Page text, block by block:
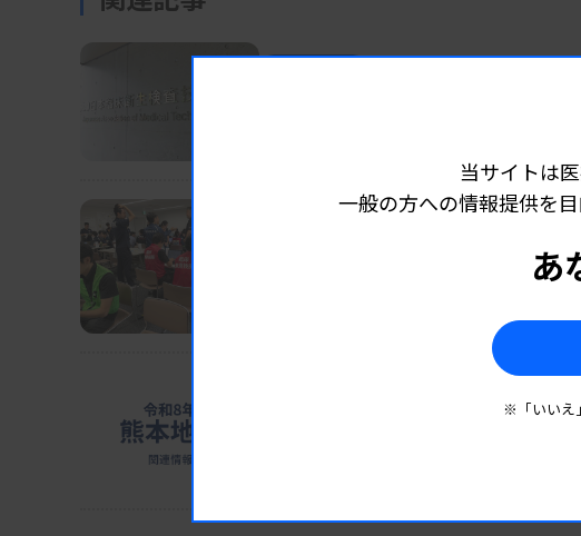
品情報を掲載している。2024年10月版から新たにキュ
載を開始した。非会員価格5000円（送料・税込み）。
日臨技、被災2病院に検査技師派遣
当サイトは
一般の方への情報提供を
あ
※「いいえ